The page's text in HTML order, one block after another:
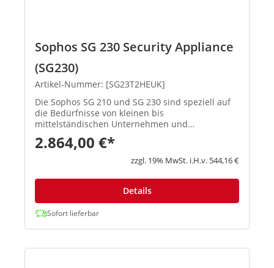
Sophos SG 230 Security Appliance
(SG230)
Artikel-Nummer: [SG23T2HEUK]
Die Sophos SG 210 und SG 230 sind speziell auf
die Bedürfnisse von kleinen bis
mittelständischen Unternehmen und
Außenstellen abgestimmt. Sie basieren auf
modernster Intel-Technologie und sind mit 6
GbE-Kupferports sowie einem FleXi-Port-
2.864,00 €*
zzgl. 19% MwSt. i.H.v. 544,16 €
Details
Sofort lieferbar